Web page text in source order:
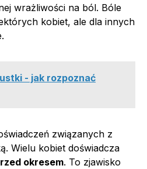
wrażliwości na ból. Bóle
kobiet, ale dla innych
- jak rozpoznać
związanych z
Wielu kobiet doświadcza
okresem. To zjawisko